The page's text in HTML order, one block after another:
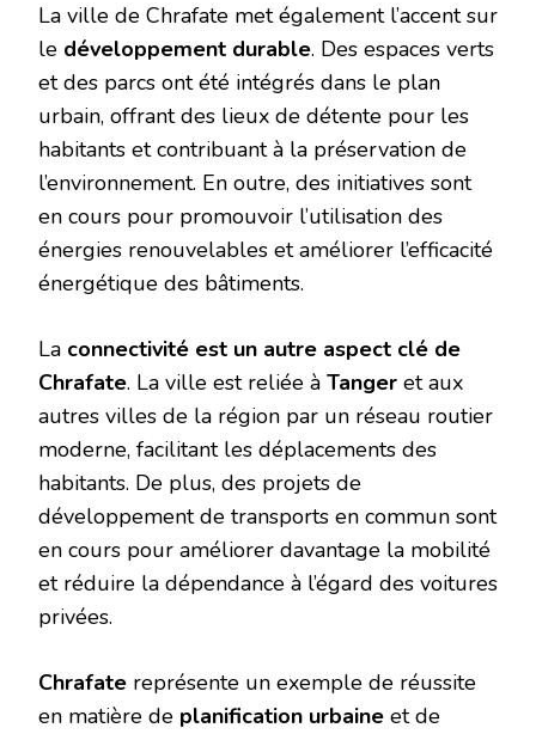
La ville de Chrafate met également l’accent sur
le développement durable. Des espaces verts
et des parcs ont été intégrés dans le plan
urbain, offrant des lieux de détente pour les
habitants et contribuant à la préservation de
l’environnement. En outre, des initiatives sont
en cours pour promouvoir l’utilisation des
énergies renouvelables et améliorer l’efficacité
énergétique des bâtiments.
La connectivité est un autre aspect clé de
Chrafate. La ville est reliée à Tanger et aux
autres villes de la région par un réseau routier
moderne, facilitant les déplacements des
habitants. De plus, des projets de
développement de transports en commun sont
en cours pour améliorer davantage la mobilité
et réduire la dépendance à l’égard des voitures
privées.
Chrafate représente un exemple de réussite
en matière de planification urbaine et de